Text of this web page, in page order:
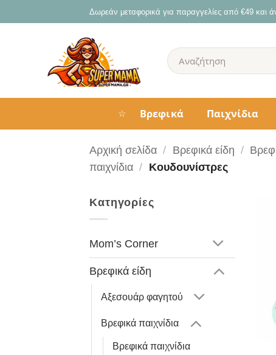
στο
Δωρεάν μεταφορικά για παραγγελίες από €49 και
Αναζήτηση
για:
☆ Βρεφικά Παιχνίδια
Αρχική σελίδα / Βρεφικά είδη /
παιχνίδια / Κουδουνίστρες
Κατηγορίες
Mom’s Corner
Βρεφικά είδη
Αξεσουάρ φαγητού
Βρεφικά παιχνίδια
Βρεφικά παιχνίδια